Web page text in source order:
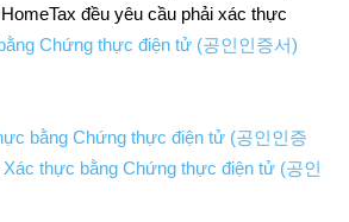
đều yêu cầu phải xác thực
Chứng thực điện tử (공인인증서)
bằng Chứng thực điện tử (공인인증
Xác thực bằng Chứng thực điện tử (공인